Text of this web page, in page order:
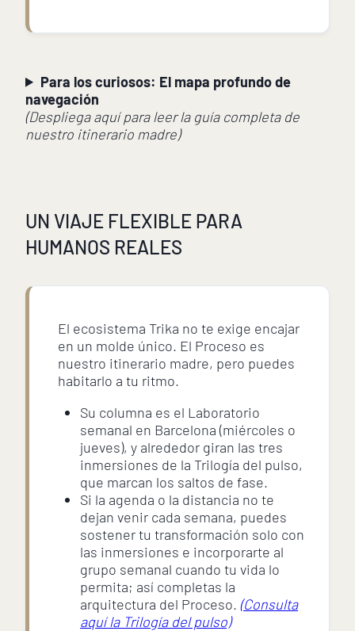
Para los curiosos: El mapa profundo de
navegación
(Despliega aquí para leer la guía completa de
nuestro itinerario madre)
UN VIAJE FLEXIBLE PARA
HUMANOS REALES
El ecosistema Trika no te exige encajar
en un molde único. El Proceso es
nuestro itinerario madre, pero puedes
habitarlo a tu ritmo.
Su columna es el Laboratorio
semanal en Barcelona (miércoles o
jueves), y alrededor giran las tres
inmersiones de la Trilogía del pulso,
que marcan los saltos de fase.
Si la agenda o la distancia no te
dejan venir cada semana, puedes
sostener tu transformación solo con
las inmersiones e incorporarte al
grupo semanal cuando tu vida lo
permita; así completas la
arquitectura del Proceso. (Consulta
aquí la Trilogía del pulso)